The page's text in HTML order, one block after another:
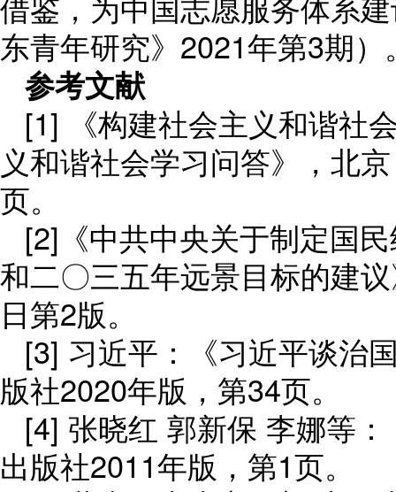
东青年研究》2021年第3期）
参考文献
[1] 《构建社会主义和谐社
义和谐社会学习问答》，北
页。
[2]《中共中央关于制定国
和二〇三五年远景目标的建
日第2版。
[3] 习近平：《习近平谈治
版社2020年版，第34页。
[4] 张晓红 郭新保 李娜等
出版社2011年版，第1页。